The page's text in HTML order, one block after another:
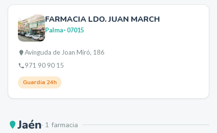
FARMACIA LDO. JUAN MARCH
Palma· 07015
Avinguda de Joan Miró, 186
971 90 90 15
Guardia 24h
Jaén· 1 farmacia